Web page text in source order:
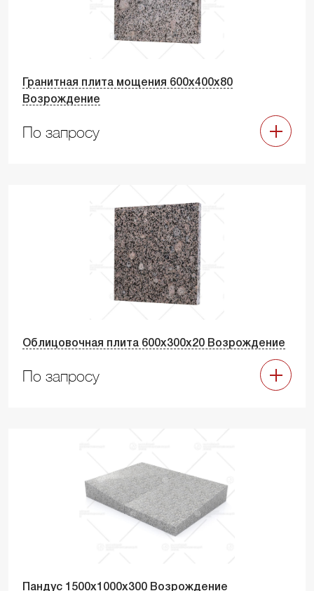
Гранитная плита мощения 600х400х80
Возрождение
По запросу
Облицовочная плита 600х300х20 Возрождение
По запросу
Пандус 1500х1000х300 Возрождение